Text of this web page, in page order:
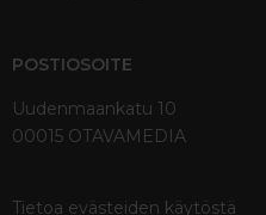
POSTIOSOITE
Uudenmaankatu 10
00015 OTAVAMEDIA
Tietoa evästeiden käytöstä